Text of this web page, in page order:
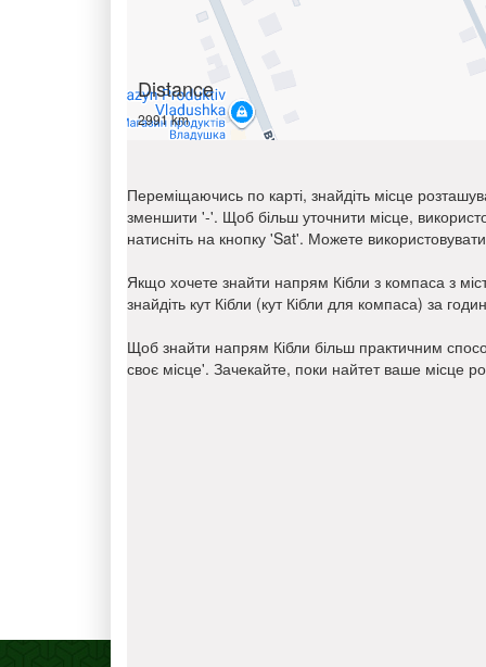
Distance
2991 km
Переміщаючись по карті, знайдіть місце
зменшити '-'. Щоб більш уточнити місце,
натисніть на кнопку 'Sat'. Можете
Якщо хочете знайти напрям Кібли з компаса з
знайдіть кут Кібли (кут Кібли для компаса) за
Щоб знайти напрям Кібли більш практичним
своє місце'. Зачекайте, поки найтет ваше місце